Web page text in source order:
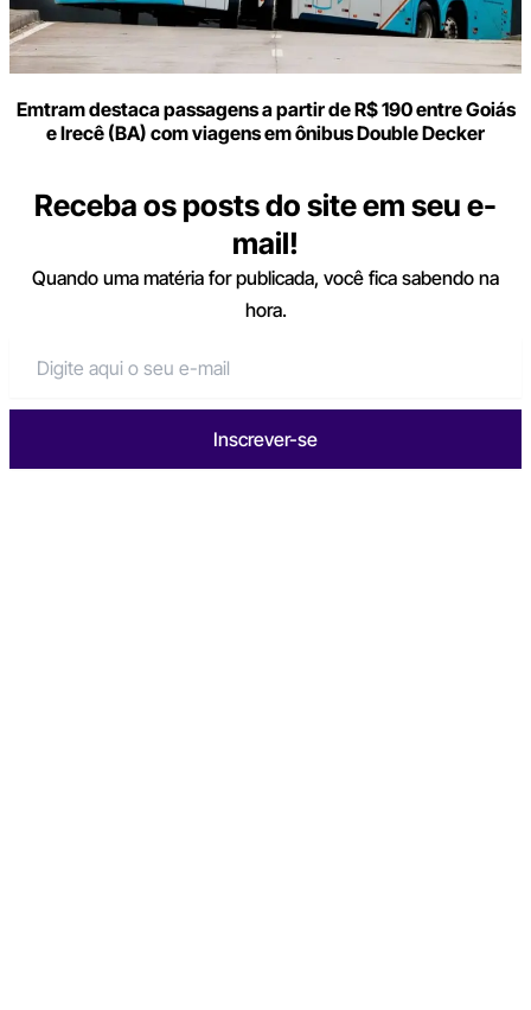
Emtram destaca passagens a partir de R$ 190 entre Goiás
e Irecê (BA) com viagens em ônibus Double Decker
Receba os posts do site em seu e-
mail!
Quando uma matéria for publicada, você fica sabendo na
hora.
Inscrever-se